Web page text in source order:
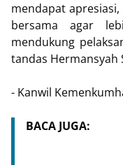
mendapat
bersama agar
mendukung
tandas Hermansyah
- Kanwil
BACA JUGA: